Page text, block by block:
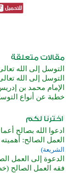
التوسل إلى الله
التوسل إلى الله
الإمام محمد بن
خطبة عن أنواع
ادعوا الله بصالح
العمل الصالح:
الشريعة)
الدعوة إلى العمل
فقه العمل الصالح